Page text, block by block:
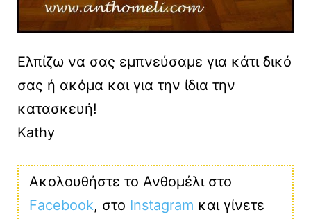
Ελπίζω να σας εμπνεύσαμε για κάτι δικό
σας ή ακόμα και για την ίδια την
κατασκευή!
Kathy
Ακολουθήστε το Ανθομέλι στο
Facebook, στο Instagram και γίνετε